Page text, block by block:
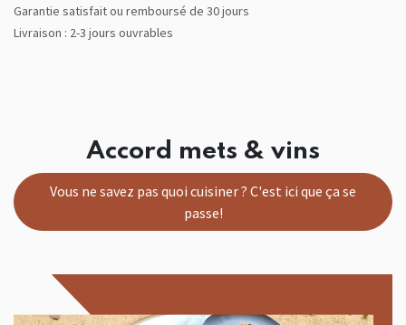
Garantie satisfait ou remboursé de 30 jours
Livraison : 2-3 jours ouvrables
Accord mets & vins
Vous ne savez pas quoi cuisiner ? C'est ici que ça se
passe!